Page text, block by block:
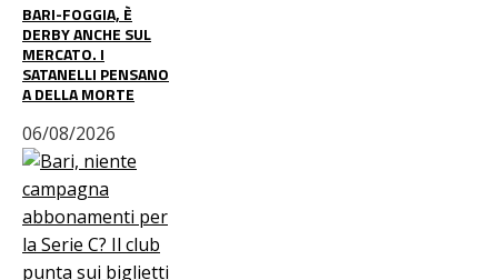
BARI-FOGGIA, È
DERBY ANCHE SUL
MERCATO. I
SATANELLI PENSANO
A DELLA MORTE
06/08/2026